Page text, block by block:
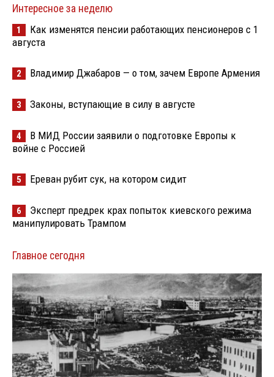
Интересное за неделю
1
Как изменятся пенсии работающих пенсионеров с 1
августа
2 Владимир Джабаров — о том, зачем Европе Армения
3 Законы, вступающие в силу в августе
4
В МИД России заявили о подготовке Европы к
войне с Россией
5 Ереван рубит сук, на котором сидит
6
Эксперт предрек крах попыток киевского режима
манипулировать Трампом
Главное сегодня